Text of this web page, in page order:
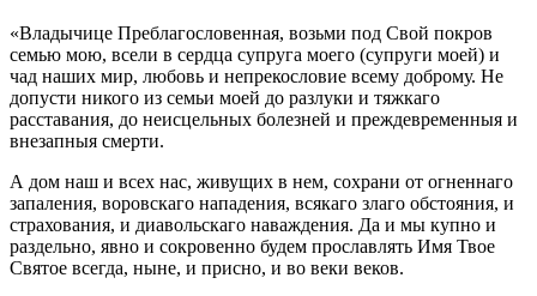
«Владычице Преблагословенная, возьми под Свой покров
семью мою, всели в сердца супруга моего (супруги моей) и
чад наших мир, любовь и непрекословие всему доброму. Не
допусти никого из семьи моей до разлуки и тяжкаго
расставания, до неисцельных болезней и преждевременныя и
внезапныя смерти.
А дом наш и всех нас, живущих в нем, сохрани от огненнаго
запаления, воровскаго нападения, всякаго злаго обстояния, и
страхования, и диавольскаго наваждения. Да и мы купно и
раздельно, явно и сокровенно будем прославлять Имя Твое
Святое всегда, ныне, и присно, и во веки веков.